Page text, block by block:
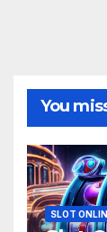
You
SLOT